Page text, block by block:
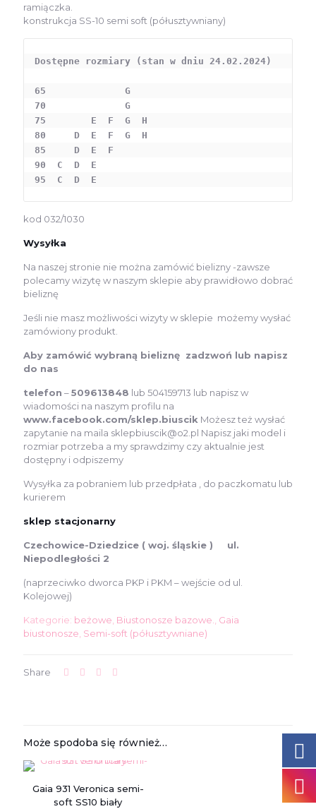
ramiączka.
konstrukcja SS-10 semi soft (półusztywniany)
Dostępne rozmiary (stan w dniu 24.02.2024)
65              G
70              G
75        E  F  G  H
80     D  E  F  G  H
85     D  E  F
90  C  D  E
95  C  D  E
kod 032/1030
Wysyłka
Na naszej stronie nie można zamówić bielizny -zawsze
polecamy wizytę w naszym sklepie aby prawidłowo dobrać
bieliznę
Jeśli nie masz możliwości wizyty w sklepie możemy wysłać
zamówiony produkt.
Aby zamówić wybraną bieliznę zadzwoń lub napisz
do nas
telefon –509613848 lub 504159713 lub napisz w
wiadomości na naszym profilu na
www.facebook.com/sklep.biuscik Możesz też wysłać
zapytanie na maila sklepbiuscik@o2.pl Napisz jaki model i
rozmiar potrzeba a my sprawdzimy czy aktualnie jest
dostępny i odpiszemy
Wysyłka za pobraniem lub przedpłata , do paczkomatu lub
kurierem
sklep stacjonarny
Czechowice-Dziedzice ( woj. śląskie ) ul.
Niepodległości 2
(naprzeciwko dworca PKP i PKM – wejście od ul.
Kolejowej)
Kategorie: beżowe Biustonosze bazowe.
Gaia
biustonosze Semi-soft (półusztywniane)
Share
Może spodoba się również…
Gaia 931 Veronica semi-
soft SS10 biały